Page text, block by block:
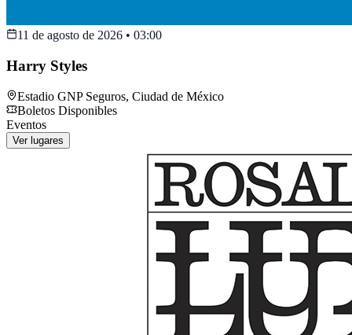
11 de agosto de 2026 • 03:00
Harry Styles
Estadio GNP Seguros, Ciudad de México
Boletos Disponibles
Eventos
Ver lugares